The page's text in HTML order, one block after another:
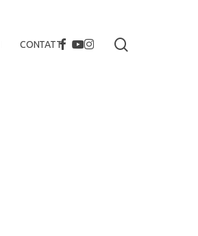
CONTATTIFACEBOOK
YOUTUBE
INSTAGRAM